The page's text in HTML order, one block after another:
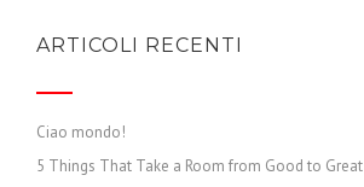
ARTICOLI RECENTI
Ciao mondo!
5 Things That Take a Room from Good to Great